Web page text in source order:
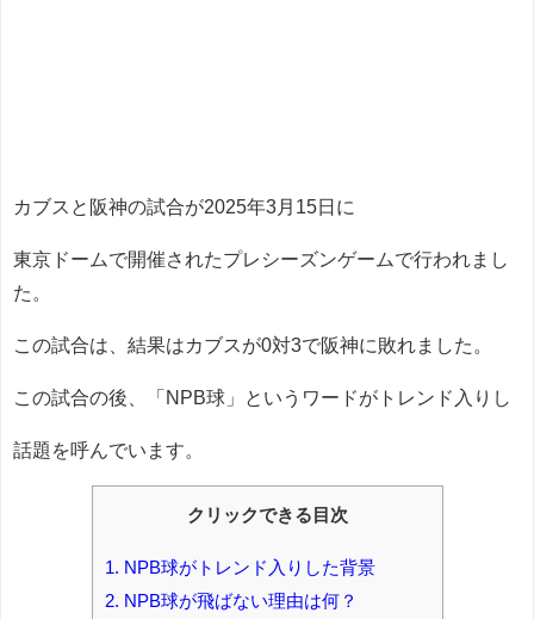
カブスと阪神の試合が2025年3月15日に
東京ドームで開催されたプレシーズンゲームで行われまし
た。
この試合は、結果はカブスが0対3で阪神に敗れました。
この試合の後、「NPB球」というワードがトレンド入りし
話題を呼んでいます。
クリックできる目次
1.
NPB球がトレンド入りした背景
2. NPB球が飛ばない理由は何？